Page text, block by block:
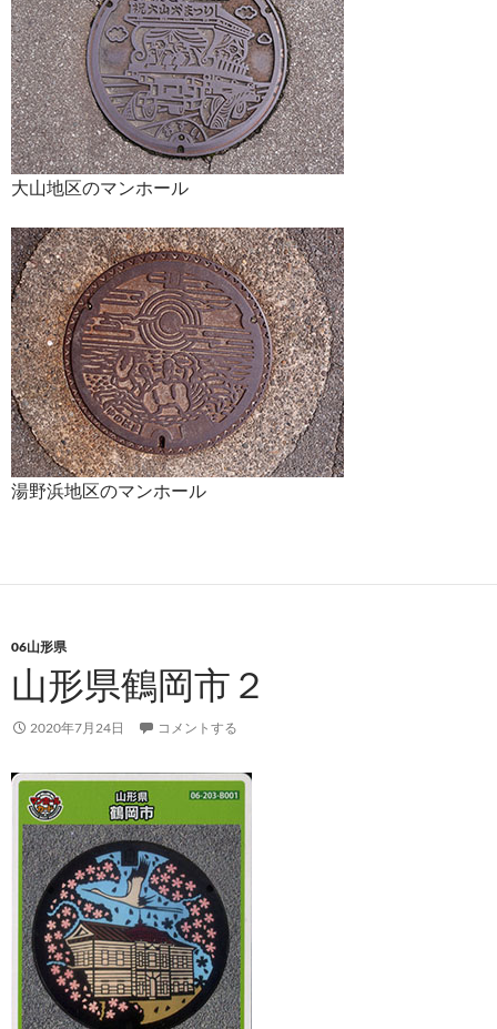
大山地区のマンホール
湯野浜地区のマンホール
06山形県
山形県鶴岡市２
2020年7月24日 コメントする